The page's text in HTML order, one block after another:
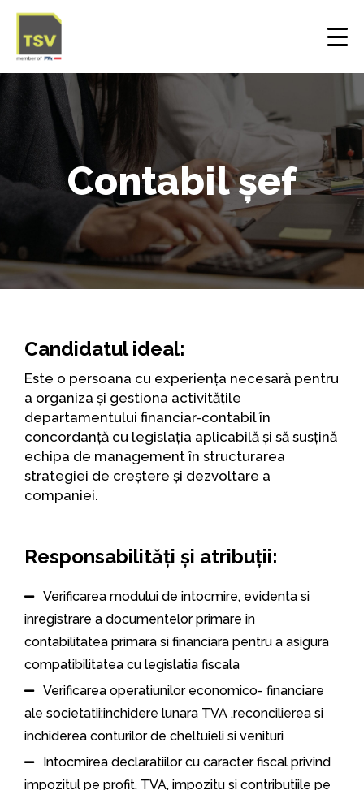
Contabil șef
Candidatul ideal:
Este o persoana cu experiența necesară pentru
a organiza și gestiona activitățile
departamentului financiar-contabil în
concordanță cu legislația aplicabilă și să susțină
echipa de management în structurarea
strategiei de creștere și dezvoltare a
companiei.
Responsabilități și atribuții:
Verificarea modului de intocmire, evidenta si
inregistrare a documentelor primare in
contabilitatea primara si financiara pentru a asigura
compatibilitatea cu legislatia fiscala
Verificarea operatiunilor economico- financiare
ale societatii:inchidere lunara TVA ,reconcilierea si
inchiderea conturilor de cheltuieli si venituri
Intocmirea declaratiilor cu caracter fiscal privind
impozitul pe profit, TVA, impozitu si contributiile pe